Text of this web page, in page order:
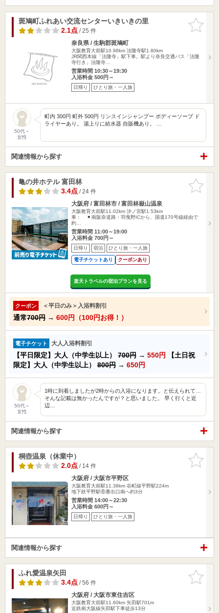
お気に入
りに追加
斑鳩町ふれあい交流センターいきいきの里
2.1点/ 25 件
奈良県 / 生駒郡斑鳩町
大阪教育大前駅10.98km 法隆寺駅1.80km
JR関西本線「法隆寺」駅下車。駅より奈良交通バス「法隆
寺行き」法隆寺…
営業時間 10:30～19:30
入浴料金 500円～
日帰り ひとり旅・一人旅
50代～
女性
町内 300円 町外 500円 リンスインシャンプー ボディーソープ ド
ライヤーあり。 湯上りに給水器 自販機あり。 …
関連情報から探す
お気に入
りに追加
亀の井ホテル 富田林
3.4点/ 24 件
大阪府 / 富田林市 / 富田林嶽山温泉
大阪教育大前駅11.02km 汐ノ宮駅1.53km
車： ◾️ 南阪奈道路・羽曳野ICから、国道170号線経由で
約…
営業時間 11:00～19:00
入浴料金 700円～
日帰り 宿泊 ひとり旅・一人旅
電子チケットあり クーポンあり
楽天トラベルの宿泊プランを見る
クーポン ＜平日のみ＞入浴料割引
通常700円 → 600円（100円お得！）
電子チケット 大人入浴料割引
【平日限定】大人（中学生以上） 700円 → 550円
【土日祝
限定】大人（中学生以上） 800円 → 650円
50代～
女性
1時に到着しましたが2時からの入浴になります。と伝えられて…
そんな記載は無かったんですが？と思いました。 早く行くと近
辺…
関連情報から探す
お気に入
りに追加
桐壺温泉（休業中）
2.0点/ 14 件
大阪府 / 大阪市平野区
大阪教育大前駅11.38km 谷町線平野駅224m
地下鉄平野駅⑥番出口南へ約3分
営業時間 14:00～22:30
入浴料金 600円～
日帰り ひとり旅・一人旅
関連情報から探す
お気に入
りに追加
ふれ愛温泉矢田
3.4点/ 56 件
大阪府 / 大阪市東住吉区
大阪教育大前駅11.60km 矢田駅701m
近鉄南大阪線矢田駅下車徒歩13分